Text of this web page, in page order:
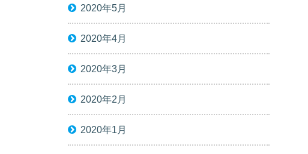
2020年5月
2020年4月
2020年3月
2020年2月
2020年1月